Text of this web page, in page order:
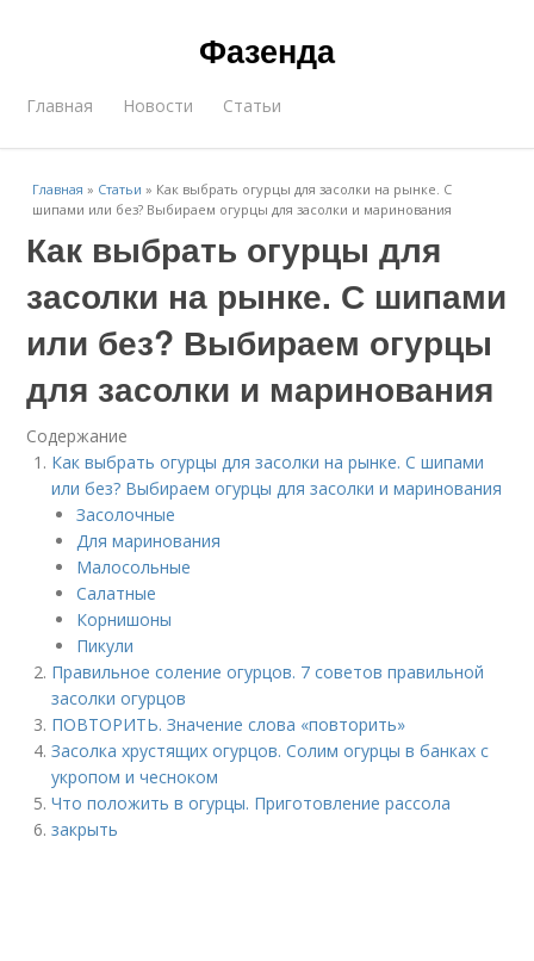
Фазенда
Главная Новости Статьи
Главная » Статьи » Как выбрать огурцы для засолки на рынке. С
шипами или без? Выбираем огурцы для засолки и маринования
Как выбрать огурцы для
засолки на рынке. С шипами
или без? Выбираем огурцы
для засолки и маринования
Содержание
Как выбрать огурцы для засолки на рынке. С шипами
или без? Выбираем огурцы для засолки и маринования
Засолочные
Для маринования
Малосольные
Салатные
Корнишоны
Пикули
Правильное соление огурцов. 7 советов правильной
засолки огурцов
ПОВТОРИТЬ. Значение слова «повторить»
Засолка хрустящих огурцов. Солим огурцы в банках с
укропом и чесноком
Что положить в огурцы. Приготовление рассола
закрыть